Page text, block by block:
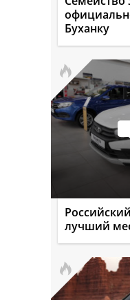
Буханку
лучший